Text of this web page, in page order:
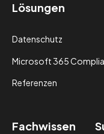
Lösungen
Datenschutz
Microsoft 365
Referenzen
Fachwissen